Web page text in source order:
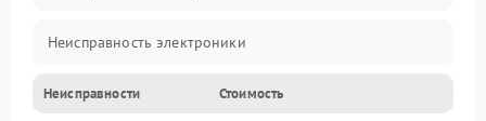
Неисправность электроники
Механические повреждения
Неисправности Стоимость